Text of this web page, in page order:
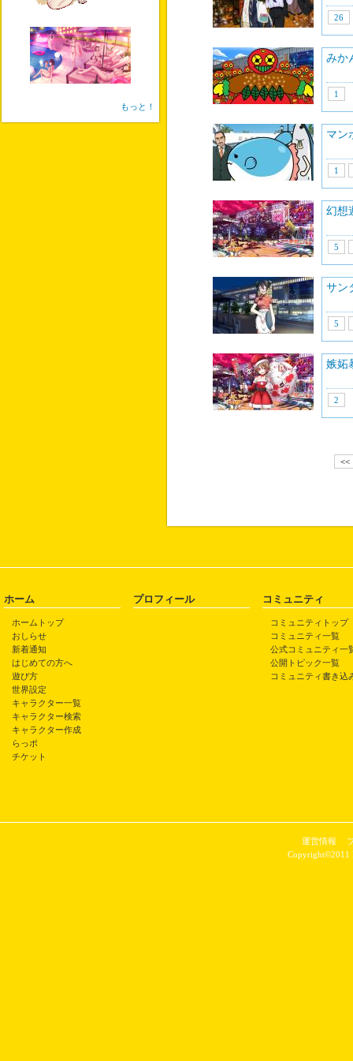
26
みか
1
マン
1
幻想
5
サン
5
嫉妬
2
<<
もっと！
ホーム
ホームトップ
おしらせ
新着通知
はじめての方へ
遊び方
世界設定
キャラクター一覧
キャラクター検索
キャラクター作成
らっポ
チケット
プロフィール コミュニティ
コミュニティトップ
コミュニティ一覧
公式コミュニティ一
公開トピック一覧
コミュニティ書き込
運営情報
Copyright©2011